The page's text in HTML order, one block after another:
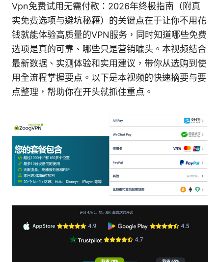
Vpn免费试用无需付款：2026年终极指南（附真
实免费选项与避坑秘籍）的关键点在于让你不用花
钱就能体验高质量的VPN服务，同时知道哪些免费
选项是真的可靠、哪些只是营销噱头。本视频结合
最新数据、实测体验和实用建议，带你从选购到使
用全流程掌握要点。以下是本视频的快速摘要与要
点整理，帮助你在开头就抓住重点。